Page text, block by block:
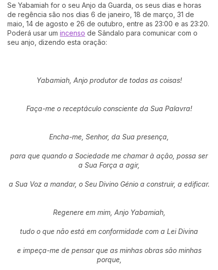
Se Yabamiah for o seu Anjo da Guarda, os seus dias e horas
de regência são nos dias 6 de janeiro, 18 de março, 31 de
maio, 14 de agosto e 26 de outubro, entre as 23:00 e as 23:20.
Poderá usar um incenso de Sândalo para comunicar com o
seu anjo, dizendo esta oração:
Yabamiah, Anjo produtor de todas as coisas!
Faça-me o receptáculo consciente da Sua Palavra!
Encha-me, Senhor, da Sua presença,
para que quando a Sociedade me chamar à ação, possa ser
a Sua Força a agir,
a Sua Voz a mandar, o Seu Divino Génio a construir, a edificar.
Regenere em mim, Anjo Yabamiah,
tudo o que não está em conformidade com a Lei Divina
e impeça-me de pensar que as minhas obras são minhas
porque,